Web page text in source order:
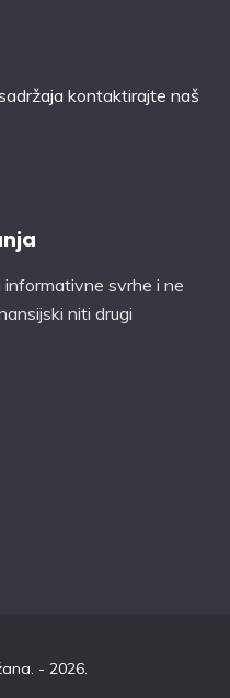
kontaktirajte naš
informativne svrhe i ne
niti drugi